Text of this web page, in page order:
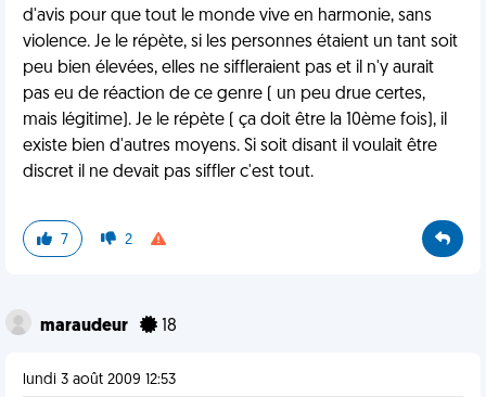
d'avis pour que tout le monde vive en harmonie, sans
violence. Je le répète, si les personnes étaient un tant soit
peu bien élevées, elles ne siffleraient pas et il n'y aurait
pas eu de réaction de ce genre ( un peu drue certes,
mais légitime). Je le répète ( ça doit être la 10ème fois), il
existe bien d'autres moyens. Si soit disant il voulait être
discret il ne devait pas siffler c'est tout.
7 2
maraudeur 18
lundi 3 août 2009 12:53